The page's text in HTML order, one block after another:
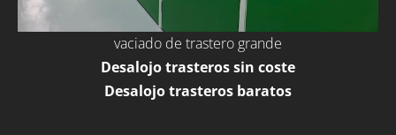
vaciado de trastero grande
Desalojo trasteros sin coste
Desalojo trasteros baratos